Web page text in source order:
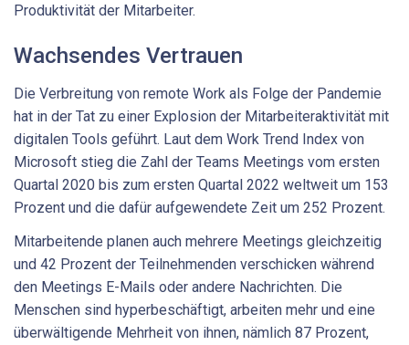
Produktivität der Mitarbeiter.
Wachsendes Vertrauen
Die Verbreitung von remote Work als Folge der Pandemie
hat in der Tat zu einer Explosion der Mitarbeiteraktivität mit
digitalen Tools geführt. Laut dem Work Trend Index von
Microsoft stieg die Zahl der Teams Meetings vom ersten
Quartal 2020 bis zum ersten Quartal 2022 weltweit um 153
Prozent und die dafür aufgewendete Zeit um 252 Prozent.
Mitarbeitende planen auch mehrere Meetings gleichzeitig
und 42 Prozent der Teilnehmenden verschicken während
den Meetings E-Mails oder andere Nachrichten. Die
Menschen sind hyperbeschäftigt, arbeiten mehr und eine
überwältigende Mehrheit von ihnen, nämlich 87 Prozent,